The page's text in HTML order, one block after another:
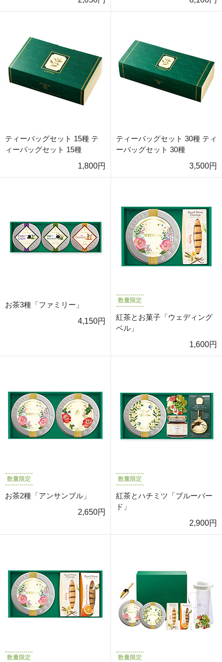
ティーバッグセット 15種 テ
ィーバッグセット 15種
1,800円
ティーバッグセット 30種 ティ
ーバッグセット 30種
3,500円
お茶3種「ファミリー」
4,150円
数量限定
紅茶とお菓子「ウェディング
ベル」
1,600円
数量限定
お茶2種「アンサンブル」
2,650円
数量限定
紅茶とハチミツ「ブルーバー
ド」
2,900円
数量限定 数量限定